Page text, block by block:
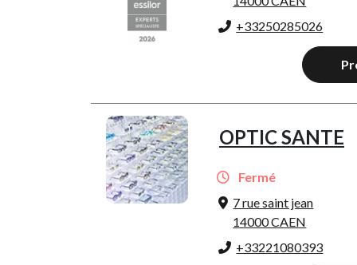
+33250285026
OPTIC SANTE
Fermé
7 rue saint jean
14000 CAEN
+33221080393